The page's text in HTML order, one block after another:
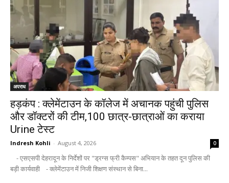
अपराध
हड़कंप : क्लेमेंटाउन के कॉलेज में अचानक पहुंची पुलिस
और डॉक्टरों की टीम,100 छात्र-छात्राओं का कराया
Urine टेस्ट
Indresh Kohli - August 4, 2026 0
- एसएसपी देहरादून के निर्देशों पर "ड्रग्स फ्री कैम्पस" अभियान के तहत दून पुलिस की
बड़ी कार्यवाही - क्लेमेंटाउन में निजी शिक्षण संस्थान से बिना...